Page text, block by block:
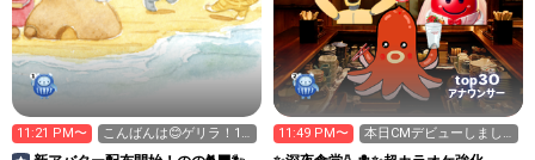
11:21 PM〜
こんばんは😊ゲリラ！15
分だけ🙏
top30
アナウンサー
11:49 PM〜
本日CMデビューしまし
た。みんな ありがとう